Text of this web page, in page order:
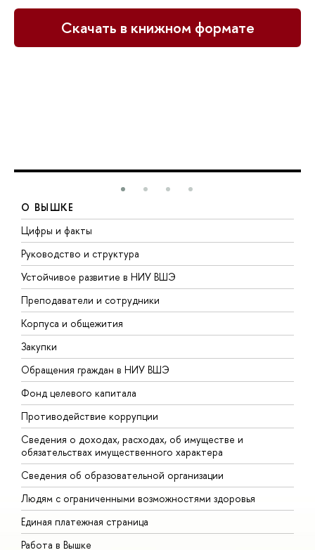
Скачать в книжном формате
О ВЫШКЕ
Цифры и факты
Руководство и структура
Устойчивое развитие в НИУ ВШЭ
Преподаватели и сотрудники
Корпуса и общежития
Закупки
Обращения граждан в НИУ ВШЭ
Фонд целевого капитала
Противодействие коррупции
Сведения о доходах, расходах, об имуществе и
обязательствах имущественного характера
Сведения об образовательной организации
Людям с ограниченными возможностями здоровья
Единая платежная страница
Работа в Вышке